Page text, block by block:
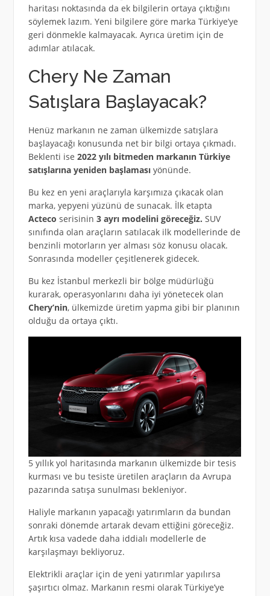
haritası noktasında da ek bilgilerin ortaya çıktığını
söylemek lazım. Yeni bilgilere göre marka Türkiye’ye
geri dönmekle kalmayacak. Ayrıca üretim için de
adımlar atılacak.
Chery Ne Zaman
Satışlara Başlayacak?
Henüz markanın ne zaman ülkemizde satışlara
başlayacağı konusunda net bir bilgi ortaya çıkmadı.
Beklenti ise 2022 yılı bitmeden markanın Türkiye
satışlarına yeniden başlaması yönünde.
Bu kez en yeni araçlarıyla karşımıza çıkacak olan
marka, yepyeni yüzünü de sunacak. İlk etapta
Acteco serisinin 3 ayrı modelini göreceğiz. SUV
sınıfında olan araçların satılacak ilk modellerinde de
benzinli motorların yer alması söz konusu olacak.
Sonrasında modeller çeşitlenerek gidecek.
Bu kez İstanbul merkezli bir bölge müdürlüğü
kurarak, operasyonlarını daha iyi yönetecek olan
Chery’nin, ülkemizde üretim yapma gibi bir planının
olduğu da ortaya çıktı.
5 yıllık yol haritasında markanın ülkemizde bir tesis
kurması ve bu tesiste üretilen araçların da Avrupa
pazarında satışa sunulması bekleniyor.
Haliyle markanın yapacağı yatırımların da bundan
sonraki dönemde artarak devam ettiğini göreceğiz.
Artık kısa vadede daha iddialı modellerle de
karşılaşmayı bekliyoruz.
Elektrikli araçlar için de yeni yatırımlar yapılırsa
şaşırtıcı olmaz. Markanın resmi olarak Türkiye’ye